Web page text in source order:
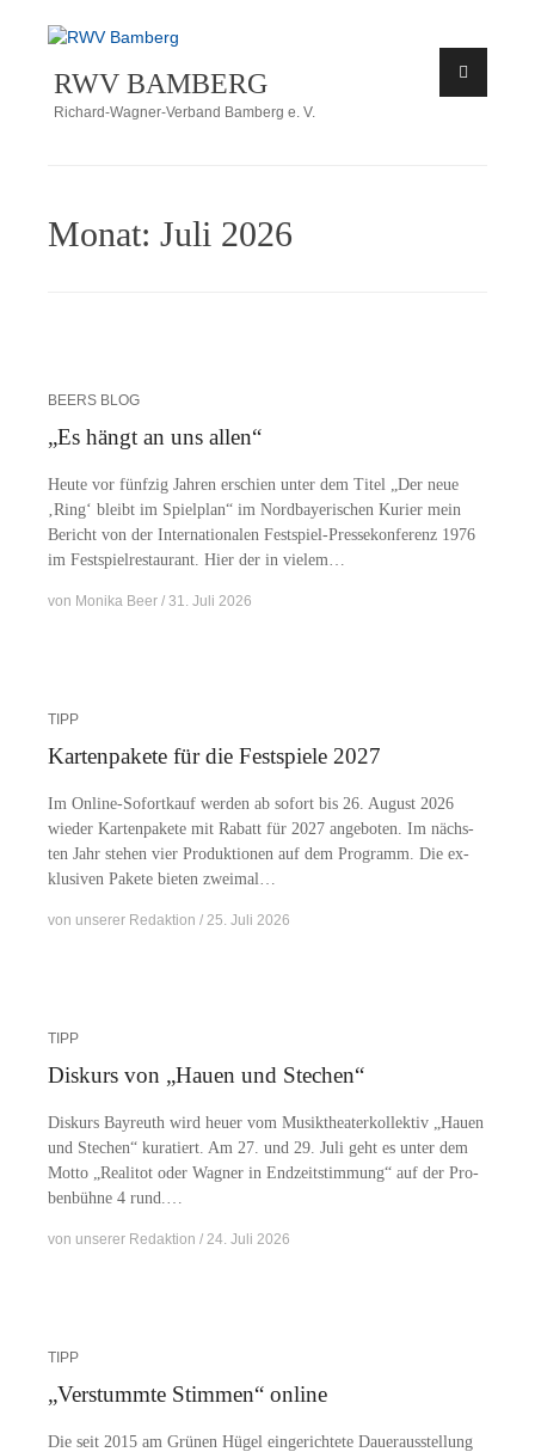
Zum
springen
RWV BAMBERG
Richard-Wagner-Verband Bamberg e. V.
Monat: Juli 2026
BEERS BLOG
„Es hängt an uns allen“
Heu­te vor fünf­zig Jah­ren er­schien un­ter dem Ti­tel „Der neue
‚Ring‘ bleibt im Spiel­plan“ im Nord­baye­ri­schen Ku­rier mein
Be­richt von der In­ter­na­tio­na­len Fes­t­­spiel-Pres­­se­­kon­­­fe­­renz 1976
im Fest­spiel­re­stau­rant. Hier der in vielem…
von Monika Beer 31. Juli 2026
TIPP
Kartenpakete für die Festspiele 2027
Im On­­li­ne-So­­for­t­­kauf wer­den ab so­fort bis 26. Au­gust 2026
wie­der Kar­ten­pa­ke­te mit Ra­batt für 2027 an­ge­bo­ten. Im nächs­
ten Jahr ste­hen vier Pro­duk­tio­nen auf dem Pro­gramm. Die ex­
klu­si­ven Pa­ke­te bie­ten zweimal…
von unserer Redaktion 25. Juli 2026
TIPP
Diskurs von „Hauen und Stechen“
Dis­kurs Bay­reuth wird heu­er vom Mu­sik­thea­ter­kol­lek­tiv „Hau­en
und Ste­chen“ ku­ra­tiert. Am 27. und 29. Juli geht es un­ter dem
Mot­to „Rea­li­tot oder Wag­ner in End­zeit­stim­mung“ auf der Pro­
ben­büh­ne 4 rund.…
von unserer Redaktion 24. Juli 2026
TIPP
„Verstummte Stimmen“ online
Die seit 2015 am Grü­nen Hü­gel ein­ge­rich­te­te Dau­er­aus­stel­lung